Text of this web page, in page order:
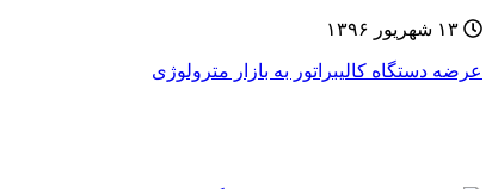
عرضه دستگاه کالیبراتور به بازار مترولوژی